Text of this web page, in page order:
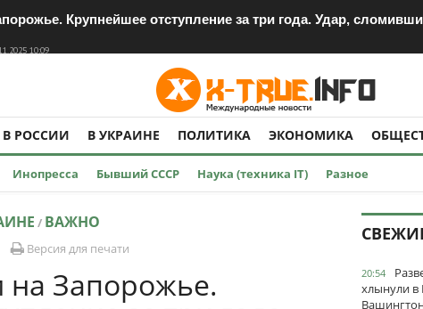
Крупнейшее отступление за три года. Удар,
10:09